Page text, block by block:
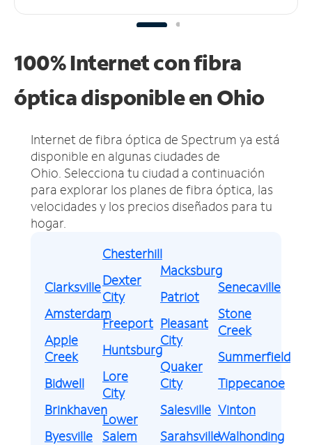
100% Internet con fibra
óptica disponible en Ohio
Internet de fibra óptica de Spectrum ya está
disponible en algunas ciudades de
Ohio. Selecciona tu ciudad a continuación
para explorar los planes de fibra óptica, las
velocidades y los precios diseñados para tu
hogar.
Clarksville
Amsterdam
Apple
Creek
Bidwell
Brinkhaven
Byesville
Chesterhill
Dexter
City
Freeport
Huntsburg
Lore
City
Lower
Salem
Macksburg
Patriot
Pleasant
City
Quaker
City
Salesville
Sarahsville
Senecaville
Stone
Creek
Summerfield
Tippecanoe
Vinton
Walhonding